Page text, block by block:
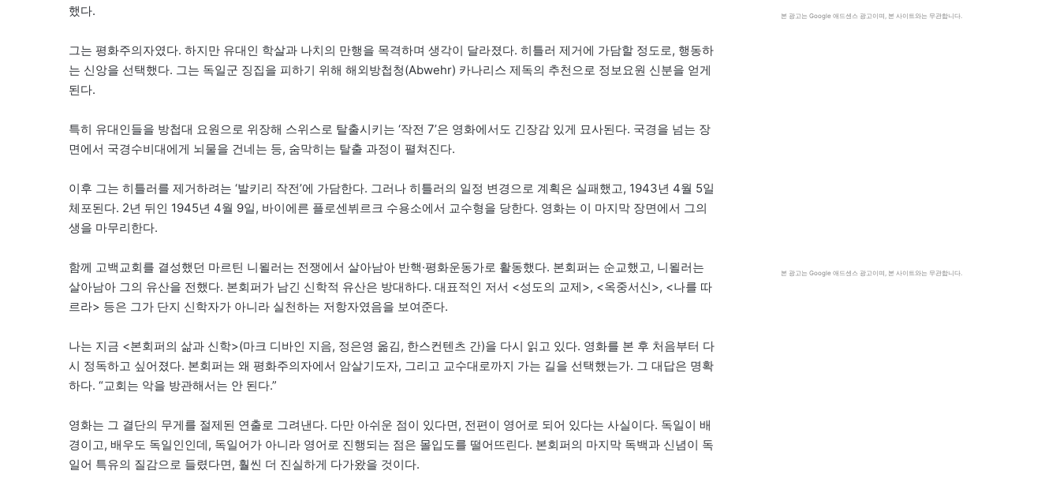
했다.
그는 평화주의자였다. 하지만 유대인 학살과 나치의 만행을 목격하며 생각이 달라졌다. 히틀러 제거에 가담할 정도로, 행동하
는 신앙을 선택했다. 그는 독일군 징집을 피하기 위해 해외방첩청(Abwehr) 카나리스 제독의 추천으로 정보요원 신분을 얻게
된다.
특히 유대인들을 방첩대 요원으로 위장해 스위스로 탈출시키는 ‘작전 7’은 영화에서도 긴장감 있게 묘사된다. 국경을 넘는 장
면에서 국경수비대에게 뇌물을 건네는 등, 숨막히는 탈출 과정이 펼쳐진다.
이후 그는 히틀러를 제거하려는 ‘발키리 작전’에 가담한다. 그러나 히틀러의 일정 변경으로 계획은 실패했고, 1943년 4월 5일
체포된다. 2년 뒤인 1945년 4월 9일, 바이에른 플로센뷔르크 수용소에서 교수형을 당한다. 영화는 이 마지막 장면에서 그의
생을 마무리한다.
함께 고백교회를 결성했던 마르틴 니묄러는 전쟁에서 살아남아 반핵·평화운동가로 활동했다. 본회퍼는 순교했고, 니묄러는
살아남아 그의 유산을 전했다. 본회퍼가 남긴 신학적 유산은 방대하다. 대표적인 저서 <성도의 교제>, <옥중서신>, <나를 따
르라> 등은 그가 단지 신학자가 아니라 실천하는 저항자였음을 보여준다.
나는 지금 <본회퍼의 삶과 신학>(마크 디바인 지음, 정은영 옮김, 한스컨텐츠 간)을 다시 읽고 있다. 영화를 본 후 처음부터 다
시 정독하고 싶어졌다. 본회퍼는 왜 평화주의자에서 암살기도자, 그리고 교수대로까지 가는 길을 선택했는가. 그 대답은 명확
하다. “교회는 악을 방관해서는 안 된다.”
영화는 그 결단의 무게를 절제된 연출로 그려낸다. 다만 아쉬운 점이 있다면, 전편이 영어로 되어 있다는 사실이다. 독일이 배
경이고, 배우도 독일인인데, 독일어가 아니라 영어로 진행되는 점은 몰입도를 떨어뜨린다. 본회퍼의 마지막 독백과 신념이 독
일어 특유의 질감으로 들렸다면, 훨씬 더 진실하게 다가왔을 것이다.
본 광고는 Google 애드센스 광고이며, 본 사이트와는 무관합니다.
본 광고는 Google 애드센스 광고이며, 본 사이트와는 무관합니다.